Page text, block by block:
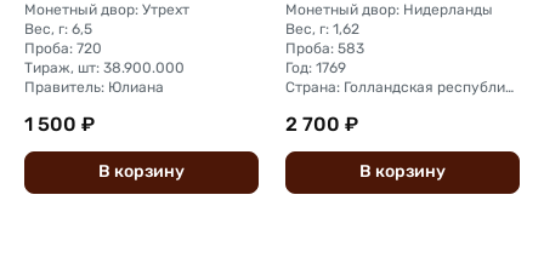
Монетный двор: Утрехт
Вес, г: 6,5
Проба: 720
Тираж, шт: 38.900.000
Правитель: Юлиана
1 500 ₽
В корзину
Монетный двор: Нидерланды
Вес, г: 1,62
Проба: 583
Год: 1769
Страна: Голландская республика
2 700 ₽
В корзину